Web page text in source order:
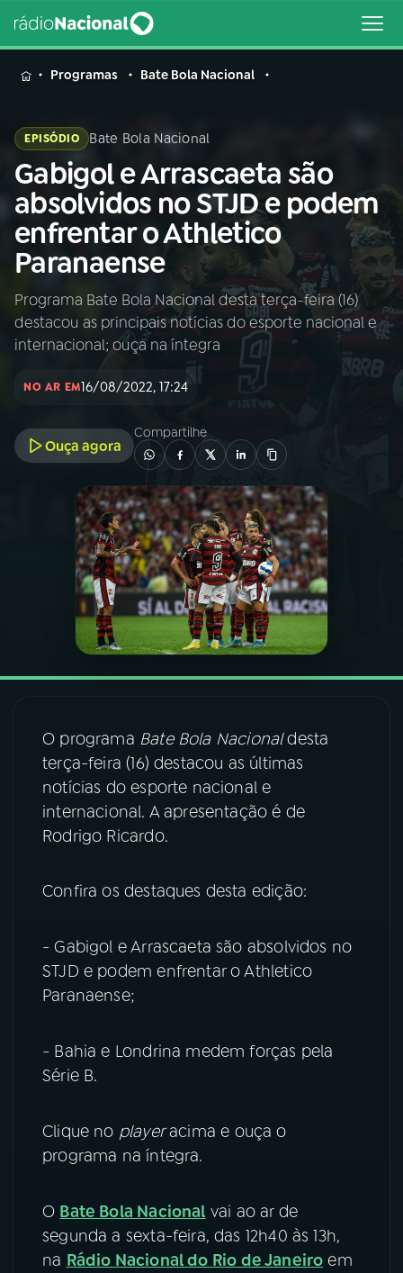
MENU
Buscar
na
Rádio
Nacional
Buscar
AO VIVO
01INÍCIO
02A RÁDIO
03PROGRAMAÇÃO
PROGRAMAS
PODCASTS
VIDEOCASTS
07ÚLTIMAS
08FESTIVAL DE MÚSICA
ACOMPANHE A RÁDIO NACIONAL
YouTube
Instagram X
Programas Bate Bola Nacional
EPISÓDIO Bate Bola Nacional
Gabigol e Arrascaeta são
absolvidos no STJD e podem
enfrentar o Athletico
Paranaense
Programa Bate Bola Nacional desta terça-feira (16)
destacou as principais notícias do esporte nacional e
internacional; ouça na íntegra
NO AR EM16/08/2022, 17:24
Ouça agora
Compartilhe
O programa Bate Bola Nacionaldesta
terça-feira (16) destacou as últimas
notícias do esporte nacional e
internacional. A apresentação é de
Rodrigo Ricardo.
Confira os destaques desta edição:
- Gabigol e Arrascaeta são absolvidos no
STJD e podem enfrentar o Athletico
Paranaense;
- Bahia e Londrina medem forças pela
Série B.
Clique no playeracima e ouça o
programa na íntegra.
O Bate Bola Nacional vai ao ar de
segunda a sexta-feira, das 12h40 às 13h,
na Rádio Nacional do Rio de Janeiro em